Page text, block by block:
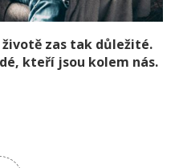
zas tak důležité.
kteří jsou kolem nás.